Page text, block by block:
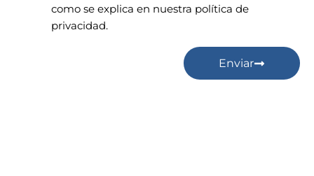
como se explica en nuestra política de
privacidad.
Enviar